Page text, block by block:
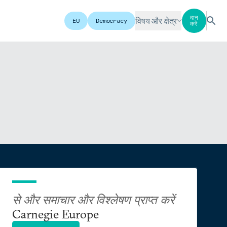
EU Democracy विषय और क्षेत्र
दान
करें
से और समाचार और विश्लेषण प्राप्त करें
Carnegie Europe